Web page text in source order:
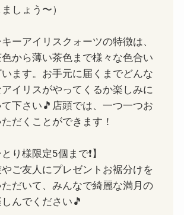
しょう〜）
ーアイリスクォーツの特徴は、
から薄い茶色まで様々な色合い
ます。お手元に届くまでどんな
イリスがやってくるか楽しみに
て下さい🎵店頭では、一つ一つお
だくことができます！
とり様限定5個まで❗️】
やご友人にプレゼントお裾分けを
ただいて、みんなで綺麗な満月の
んでください🎵